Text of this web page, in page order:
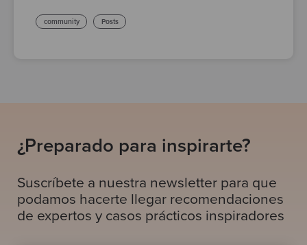
community Posts
¿Preparado para inspirarte?
Suscríbete a nuestra newsletter para que
podamos hacerte llegar recomendaciones
de expertos y casos prácticos inspiradores